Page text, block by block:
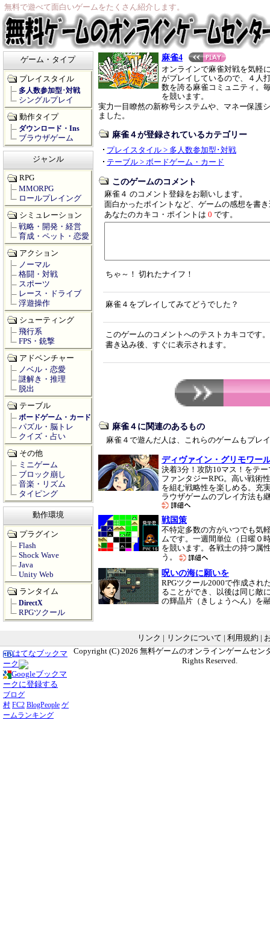
無料で遊べて面白いゲームをたくさん紹介します。
麻雀4
オンラインで麻雀対戦を気軽
がプレイしているので、４人
数を誇る麻雀コミュニティ。
を競います。
実力一目瞭然の新称号システムや、マネー保護
ました。
麻雀４が登録されているカテゴリー
プレイスタイル > 多人数参加型･対戦
テーブル > ボードゲーム・カード
このゲームのコメント
麻雀４ のコメント登録をお願いします。
面白かったポイントなど、ゲームの感想を書
あなたのカキコ・ポイントは 0 です。
ちゃ～！ 切れたナイフ！
麻雀４をプレイしてみてどうでした？
このゲームのコメントへのテストカキコです。
書き込み後、すぐに表示されます。
麻雀４に関連のあるもの
麻雀４で遊んだ人は、これらのゲームもプレ
ディヴァイン・グリモワー
決着3分！攻防10マス！をテ
ファンタジーRPG。高い戦術
を組む戦略性を楽しめる。充
ラウザゲームのプレイ方法も
戦国策
不特定多数の方がいつでも気
ムです。一週間単位（日曜０
を競います。各戦士の持つ属
う。
呪いの海に願いを
RPGツクール2000で作成され
ることができ、以後は同じ敵
の輝晶片（きしょうへん）を
ゲーム・タイプ
プレイスタイル
多人数参加型･対戦
シングルプレイ
動作タイプ
ダウンロード・Ins
ブラウザゲーム
ジャンル
RPG
MMORPG
ロールプレイング
シミュレーション
戦略・開発・経営
育成・ペット・恋愛
アクション
ノーマル
格闘・対戦
スポーツ
レース・ドライブ
浮遊操作
シューティング
飛行系
FPS・銃撃
アドベンチャー
ノベル・恋愛
謎解き・推理
脱出
テーブル
ボードゲーム・カード
パズル・脳トレ
クイズ・占い
その他
ミニゲーム
ブロック崩し
音楽・リズム
タイピング
動作環境
プラグイン
Flash
Shock Wave
Java
Unity Web
ランタイム
DirectX
RPGツクール
リンク リンクについて 利用規約
はてなブックマ
ーク
Googleブックマ
ークに登録する
ブログ
村 FC2 BlogPeople ゲ
ームランキング
Copyright (C) 2026 無料ゲームのオンラインゲームセン
Rights Reserved.